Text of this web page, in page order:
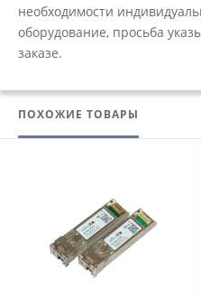
необходимости
оборудование, просьба
заказе.
ПОХОЖИЕ ТОВАРЫ